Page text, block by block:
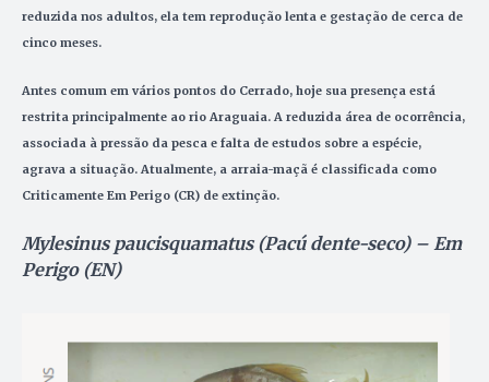
reduzida nos adultos, ela tem reprodução lenta e gestação de cerca de
cinco meses.
Antes comum em vários pontos do Cerrado, hoje sua presença está
restrita principalmente ao rio Araguaia. A reduzida área de ocorrência,
associada à pressão da pesca e falta de estudos sobre a espécie,
agrava a situação. Atualmente, a arraia-maçã é classificada como
Criticamente Em Perigo (CR) de extinção.
Mylesinus paucisquamatus (Pacú dente-seco) – Em
Perigo (EN)